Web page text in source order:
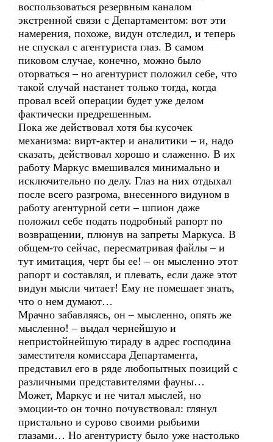
воспользоваться резервным каналом
экстренной связи с Департаментом: вот эти
намерения, похоже, видун отследил, и теперь
не спускал с агентуриста глаз. В самом
пиковом случае, конечно, можно было
оторваться – но агентурист положил себе, что
такой случай настанет только тогда, когда
провал всей операции будет уже делом
фактически предрешенным.
Пока же действовал хотя бы кусочек
механизма: вирт-актер и аналитики – и, надо
сказать, действовал хорошо и слаженно. В их
работу Маркус вмешивался минимально и
исключительно по делу. Глаз на них отдыхал
после всего разгрома, внесенного видуном в
работу агентурной сети – шпион даже
положил себе подать подробный рапорт по
возвращении, плюнув на запреты Маркуса. В
общем-то сейчас, пересматривая файлы – и
тут имитация, черт бы ее! – он мысленно этот
рапорт и составлял, и плевать, если даже этот
видун мысли читает! Ему не помешает знать,
что о нем думают…
Мрачно забавляясь, он – мысленно, опять же
мысленно! – выдал чернейшую и
непристойнейшую тираду в адрес господина
заместителя комиссара Департамента,
представил его в ряде любопытных позиций с
различными представителями фауны…
Может, Маркус и не читал мыслей, но
эмоции-то он точно почувствовал: глянул
пристально и сурово своими рыбьими
глазами… Но агентуристу было уже настолько